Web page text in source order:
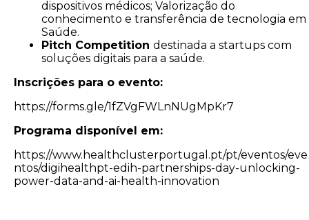
dispositivos médicos; Valorização do
conhecimento e transferência de tecnologia em
Saúde.
Pitch Competition destinada a startups com
soluções digitais para a saúde.
Inscrições para o evento:
https://forms.gle/1fZVgFWLnNUgMpKr7
Programa disponível em:
https://www.healthclusterportugal.pt/pt/eventos/eve
ntos/digihealthpt-edih-partnerships-day-unlocking-
power-data-and-ai-health-innovation